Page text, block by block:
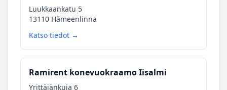
Luukkaankatu 5
13110 Hämeenlinna
Katso tiedot →
Ramirent konevuokraamo Iisalmi
Yrittäjänkuja 6